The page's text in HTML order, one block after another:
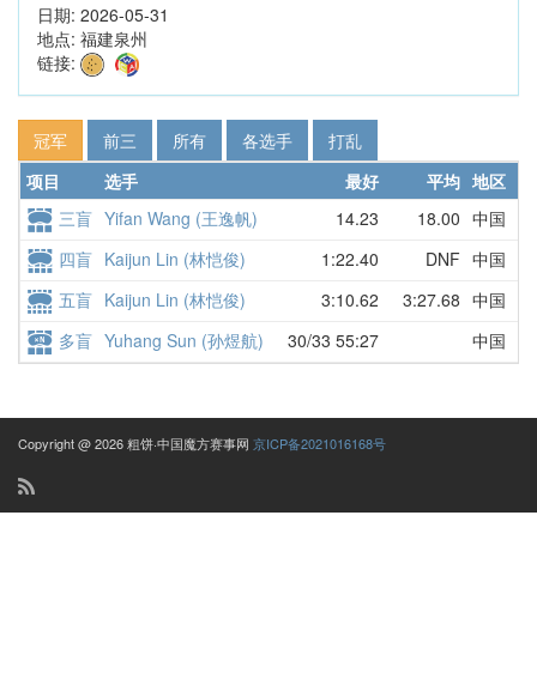
日期: 2026-05-31
地点: 福建泉州
链接:
冠军 前三 所有 各选手
打乱
项目
选手 最好 平均 地区
三盲 Yifan Wang (王逸帆) 14.23 18.00 中国
四盲 Kaijun Lin (林恺俊) 1:22.40 DNF 中国
五盲 Kaijun Lin (林恺俊) 3:10.62 3:27.68 中国
多盲 Yuhang Sun (孙煜航) 30/33 55:27 中国
Copyright @ 2026 粗饼·中国魔方赛事网 京ICP备2021016168号